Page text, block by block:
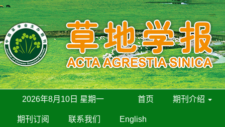
2026年8月10日 星期一 首页 期刊介绍
期刊订阅 联系我们 English